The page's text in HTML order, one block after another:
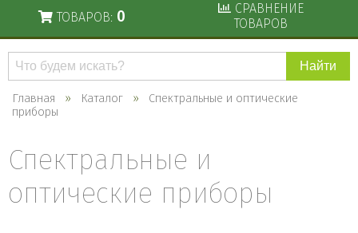
ТОВАРОВ: 0
СРАВНЕНИЕ
ТОВАРОВ
Поиск
каталогу
Главная Каталог
Спектральные и оптические
приборы
Спектральные и
оптические приборы